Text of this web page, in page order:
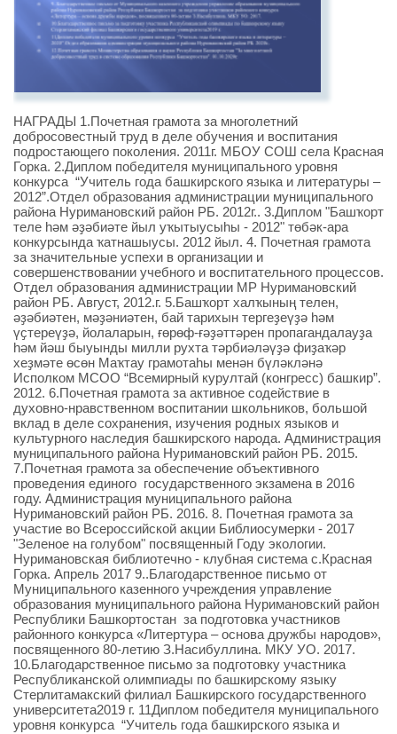
НАГРАДЫ 1.Почетная грамота за многолетний
добросовестный труд в деле обучения и воспитания
подростающего поколения. 2011г. МБОУ СОШ села Красная
Горка. 2.Диплом победителя муниципального уровня
конкурса “Учитель года башкирского языка и литературы –
2012”.Отдел образования администрации муниципального
района Нуримановский район РБ. 2012г.. 3.Диплом "Башҡорт
теле һәм әҙәбиәте йыл уҡытыусыһы - 2012" төбәк-ара
конкурсында ҡатнашыусы. 2012 йыл. 4. Почетная грамота
за значительные успехи в организации и
совершенствовании учебного и воспитательного процессов.
Отдел образования администрации МР Нуримановский
район РБ. Август, 2012.г. 5.Башҡорт халҡының телен,
әҙәбиәтен, мәҙәниәтен, бай тарихын тергеҙеүҙә һәм
үҫтереүҙә, йолаларын, ғөрөф-ғәҙәттәрен пропагандалауҙа
һәм йәш быуынды милли рухта тәрбиәләүҙә фиҙаҡәр
хеҙмәте өсөн Маҡтау грамотаһы менән бүләкләнә
Исполком МСОО “Всемирный курултай (конгресс) башкир”.
2012. 6.Почетная грамота за активное содействие в
духовно-нравственном воспитании школьников, большой
вклад в деле сохранения, изучения родных языков и
культурного наследия башкирского народа. Администрация
муниципального района Нуримановский район РБ. 2015.
7.Почетная грамота за обеспечение объективного
проведения единого государственного экзамена в 2016
году. Администрация муниципального района
Нуримановский район РБ. 2016. 8. Почетная грамота за
участие во Всероссийской акции Библиосумерки - 2017
"Зеленое на голубом" посвященный Году экологии.
Нуримановская библиотечно - клубная система с.Красная
Горка. Апрель 2017 9..Благодарственное письмо от
Муниципального казенного учреждения управление
образования муниципального района Нуримановский район
Республики Башкортостан за подготовка участников
районного конкурса «Литертура – основа дружбы народов»,
посвященного 80-летию З.Насибуллина. МКУ УО. 2017.
10.Благодарственное письмо за подготовку участника
Республиканской олимпиады по башкирскому языку
Стерлитамакский филиал Башкирского государственного
университета2019 г. 11Диплом победителя муниципального
уровня конкурса “Учитель года башкирского языка и